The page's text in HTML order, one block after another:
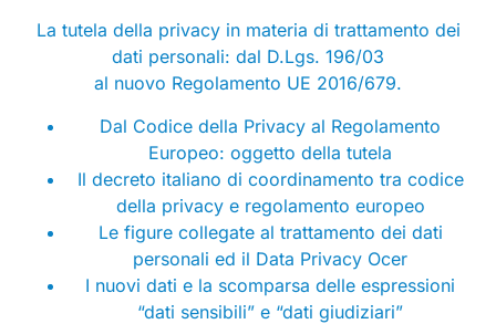
La tutela della privacy in materia di trattamento dei
dati personali: dal D.Lgs. 196/03
al nuovo Regolamento UE 2016/679.
Dal Codice della Privacy al Regolamento
Europeo: oggetto della tutela
Il decreto italiano di coordinamento tra codice
della privacy e regolamento europeo
Le figure collegate al trattamento dei dati
personali ed il Data Privacy Ocer
I nuovi dati e la scomparsa delle espressioni
“dati sensibili” e “dati giudiziari”